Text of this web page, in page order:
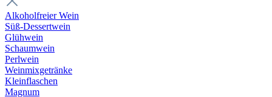
Alkoholfreier Wein
Süß-Dessertwein
Glühwein
Schaumwein
Perlwein
Weinmixgetränke
Kleinflaschen
Magnum